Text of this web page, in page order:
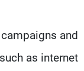
and
as internet